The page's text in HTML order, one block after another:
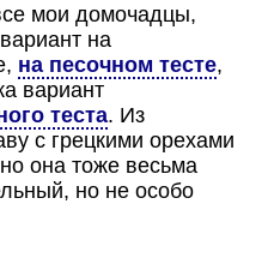
мои домочадцы,
на
на песочном тесте,
вариант
теста. Из
с грецкими орехами
она тоже весьма
но не особо